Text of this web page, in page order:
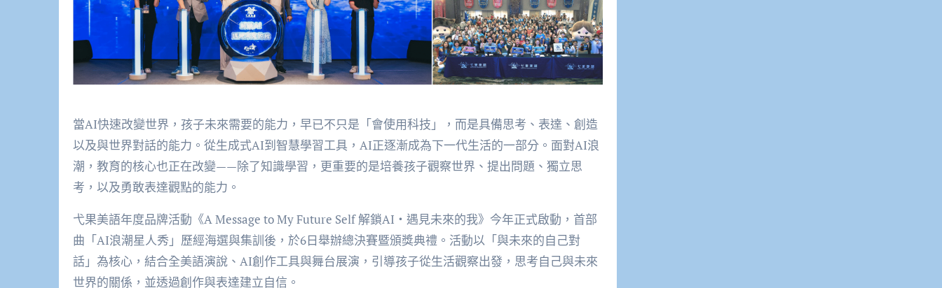
當AI快速改變世界，孩子未來需要的能力，早已不只是「會使用科技」，而是具備思考、表達、創造
以及與世界對話的能力。從生成式AI到智慧學習工具，AI正逐漸成為下一代生活的一部分。面對AI浪
潮，教育的核心也正在改變——除了知識學習，更重要的是培養孩子觀察世界、提出問題、獨立思
考，以及勇敢表達觀點的能力。
弋果美語年度品牌活動《A Message to My Future Self 解鎖AI・遇見未來的我》今年正式啟動，首部
曲「AI浪潮星人秀」歷經海選與集訓後，於6日舉辦總決賽暨頒獎典禮。活動以「與未來的自己對
話」為核心，結合全美語演說、AI創作工具與舞台展演，引導孩子從生活觀察出發，思考自己與未來
世界的關係，並透過創作與表達建立自信。